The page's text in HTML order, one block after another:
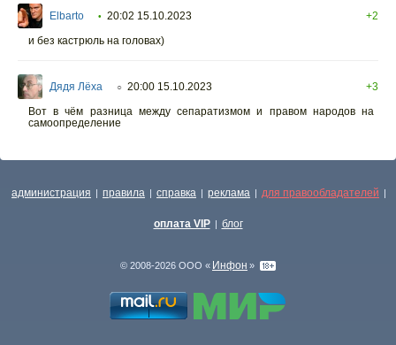
Elbarto • 20:02 15.10.2023
+2
и без кастрюль на головах)
Дядя Лёха ○ 20:00 15.10.2023
+3
Вот в чём разница между сепаратизмом и правом народов на
самоопределение
администрация | правила | справка | реклама | для правообладателей |
оплата VIP | блог
© 2008-2026 ООО « Инфон »